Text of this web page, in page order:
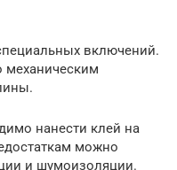
включений.
механическим
нанести клей на
можно
и шумоизоляции.